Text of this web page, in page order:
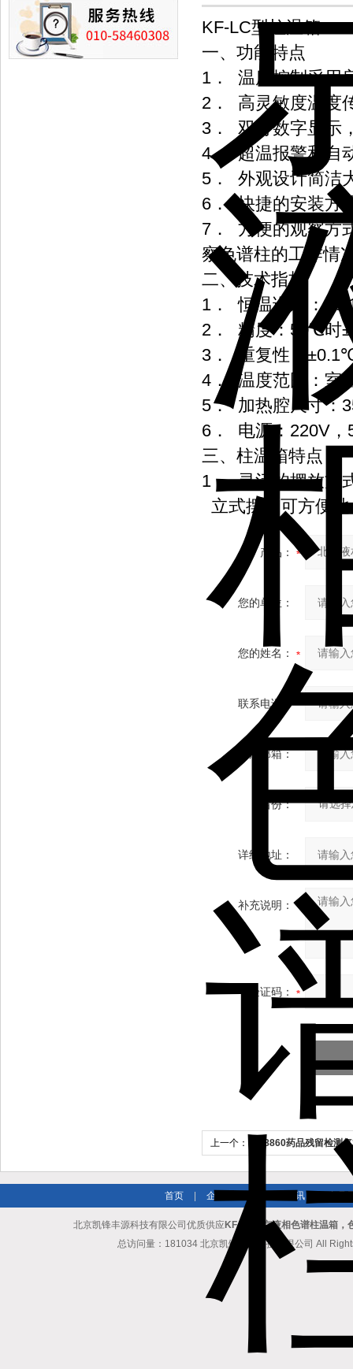
KF-LC型柱温箱
一、功能特点
1 ． 温度控制采用
2 ． 高灵敏度温度
3 ． 双行数字显示
4． 超温报警和自
5 ． 外观设计简洁
6 ． 快捷的安装方
7 ．
方便的观察方
察色谱柱的工作情
二、技术指标
1 ． 恒温误差：
2 ． 精度： 50℃时
3 ． 重复性： ±0.1
4 ． 温度范围：室
5． 加热腔尺寸：
6 ． 电源： 220V ，
三、柱温箱特点
1 ． 灵活的摆放方
立式摆放可方便
产品：
您的单位：
您的姓名：
联系电话：
常用邮箱：
省份：
详细地址：
补充说明：
验证码：
上一个： SP-8860药品残留检测
首页 企业简介 新闻资讯
北京凯锋丰源科技有限公司优质供应 KF-LC北京液相色谱柱温箱，
总访问量：181034 北京凯锋丰源科技有限公司 All